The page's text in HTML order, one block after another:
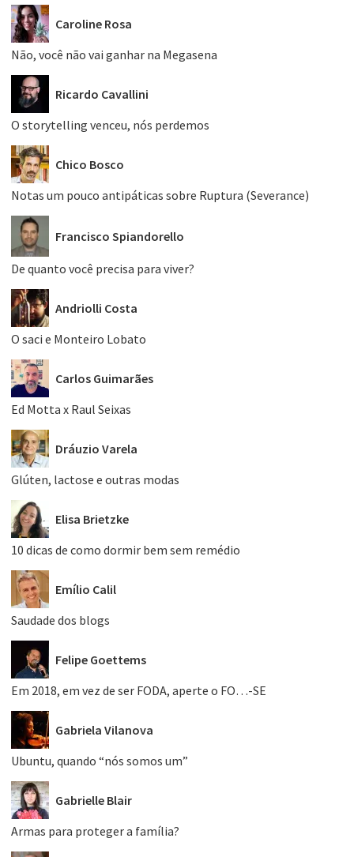
Caroline Rosa
Não, você não vai ganhar na Megasena
Ricardo Cavallini
O storytelling venceu, nós perdemos
Chico Bosco
Notas um pouco antipáticas sobre Ruptura (Severance)
Francisco Spiandorello
De quanto você precisa para viver?
Andriolli Costa
O saci e Monteiro Lobato
Carlos Guimarães
Ed Motta x Raul Seixas
Dráuzio Varela
Glúten, lactose e outras modas
Elisa Brietzke
10 dicas de como dormir bem sem remédio
Emílio Calil
Saudade dos blogs
Felipe Goettems
Em 2018, em vez de ser FODA, aperte o FO…-SE
Gabriela Vilanova
Ubuntu, quando “nós somos um”
Gabrielle Blair
Armas para proteger a família?